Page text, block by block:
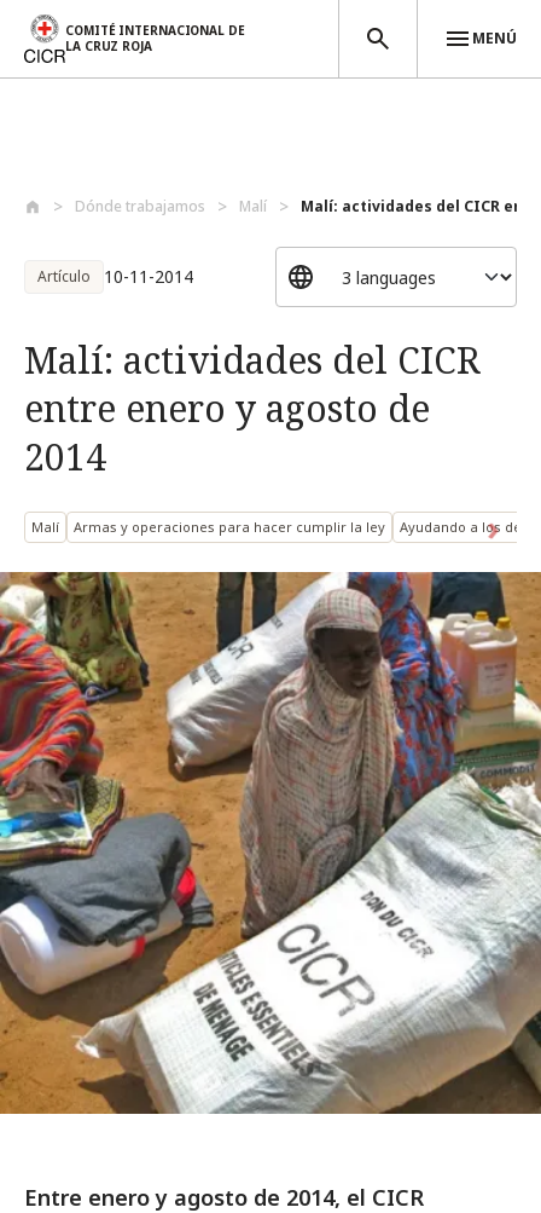
COMITÉ INTERNACIONAL DE
LA CRUZ ROJA
MENÚ
Dónde trabajamos Malí Malí: actividades del CICR
Artículo 10-11-2014
Malí: actividades del CICR
entre enero y agosto de
2014
Malí Armas y operaciones para hacer cumplir la ley Ayudando a los
Entre enero y agosto de 2014, el CICR